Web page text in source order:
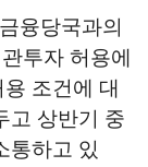
융당국과의
투자 허용에
조건에 대
고 상반기 중
통하고 있